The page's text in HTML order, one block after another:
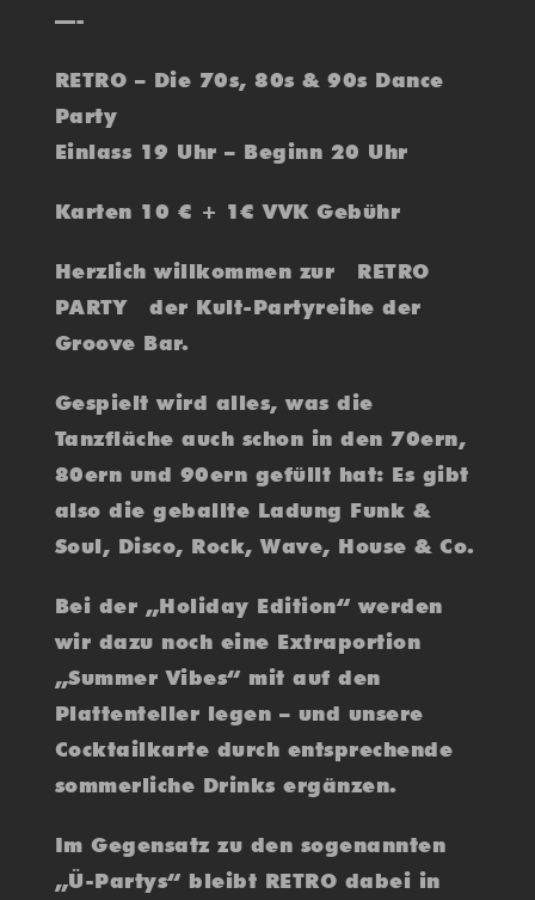
—-
RETRO – Die 70s, 80s & 90s Dance
Party
Einlass 19 Uhr – Beginn 20 Uhr
Karten 10 € + 1€ VVK Gebühr
Herzlich willkommen zur RETRO
PARTY der Kult-Partyreihe der
Groove Bar.
Gespielt wird alles, was die
Tanzfläche auch schon in den 70ern,
80ern und 90ern gefüllt hat: Es gibt
also die geballte Ladung Funk &
Soul, Disco, Rock, Wave, House & Co.
Bei der „Holiday Edition“ werden
wir dazu noch eine Extraportion
„Summer Vibes“ mit auf den
Plattenteller legen – und unsere
Cocktailkarte durch entsprechende
sommerliche Drinks ergänzen.
Im Gegensatz zu den sogenannten
„Ü-Partys“ bleibt RETRO dabei in